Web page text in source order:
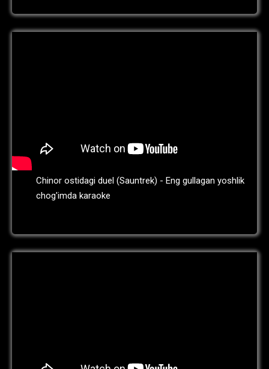
Chinor ostidagi duel (Sauntrek) - Eng gullagan yoshlik
chog'imda karaoke